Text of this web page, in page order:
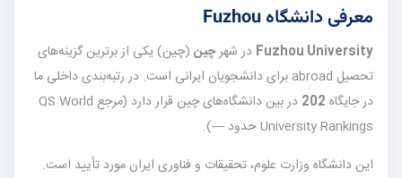
معرفی دانشگاه Fuzhou
Fuzhou University در شهرچین (چین) یکی از برترین گزینه‌های
تحصیل abroad برای دانشجویان ایرانی است. در رتبه‌بندی داخلی ما
در جایگاه 202
در بین دانشگاه‌های چین قرار دارد (مرجع QS World
University Rankings حدود —).
این دانشگاه وزارت علوم، تحقیقات و فناوری ایران مورد تأیید است.